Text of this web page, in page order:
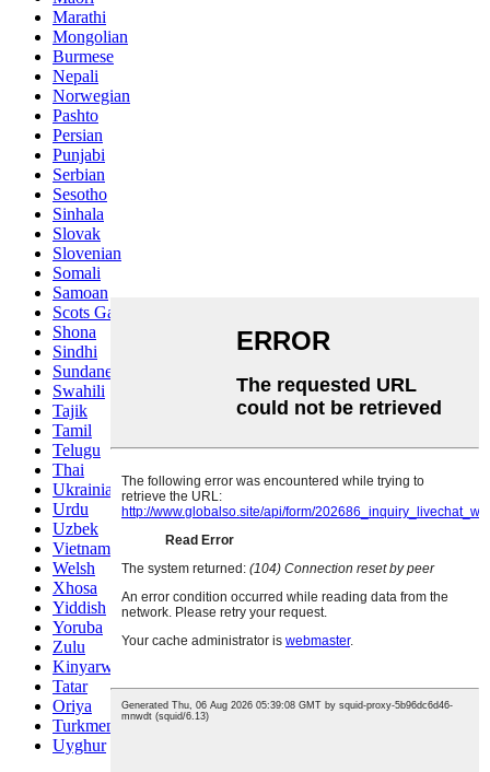
Marathi
Mongolian
Burmese
Nepali
Norwegian
Pashto
Persian
Punjabi
Serbian
Sesotho
Sinhala
Slovak
Slovenian
Somali
Samoan
Scots Gaelic
Shona
Sindhi
Sundanese
Swahili
Tajik
Tamil
Telugu
Thai
Ukrainian
Urdu
Uzbek
Vietnamese
Welsh
Xhosa
Yiddish
Yoruba
Zulu
Kinyarwanda
Tatar
Oriya
Turkmen
Uyghur